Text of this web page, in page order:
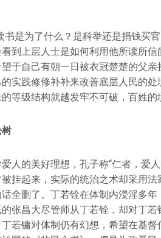
书是为了什么？是科举还是捐钱买
到上层人士是如何利用他所读所
于自己有朝一日被衣冠楚楚的父
实践修修补补来改善底层人民的
等级结构就越发牢不可破，百姓的
人的美好理想，孔子称“仁者，爱
挂起来，实际的统治之术却采用
话全删了。丁若铨在体制内浸淫多
张昌大尽管师从丁若铨，却对丁
若镛对体制仍有幻想，希望在基